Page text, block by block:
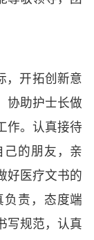
，开拓创新意
协助护士长做
作。认真接待
的朋友，亲
好医疗文书的
责，态度端
写规范，认真